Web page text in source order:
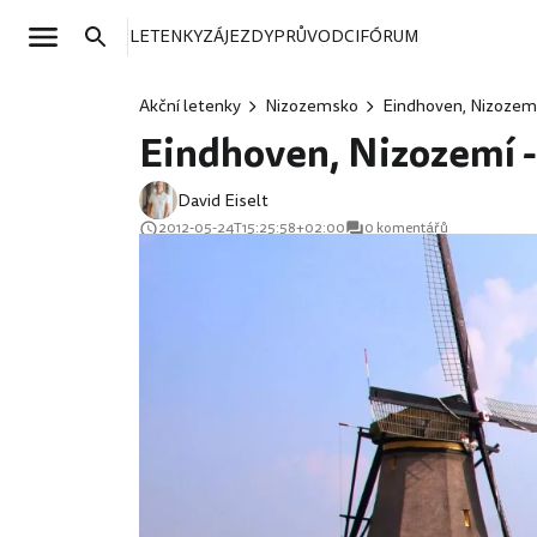
LETENKYZÁJEZDYPRŮVODCIFÓRUM
Akční letenky Nizozemsko Eindhoven,
Eindhoven, Nizozemí
David Eiselt
2012-05-24T15:25:58+02:00 0 komentářů